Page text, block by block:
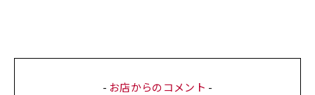
- お店からのコメント -